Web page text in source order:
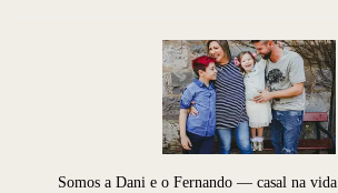
Somos a Dani e o Fernando — casal na